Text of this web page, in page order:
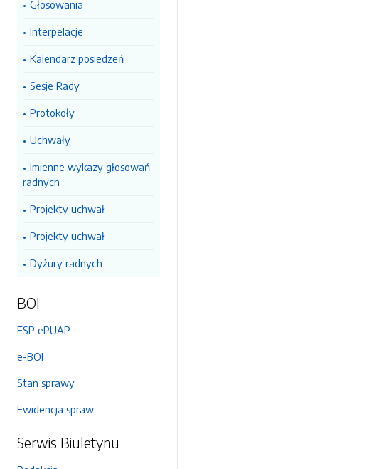
Głosowania
Interpelacje
Kalendarz posiedzeń
Sesje Rady
Protokoły
Uchwały
Imienne wykazy głosowań
radnych
Projekty uchwał
Projekty uchwał
Dyżury radnych
BOI
ESP ePUAP
e-BOI
Stan sprawy
Ewidencja spraw
Serwis Biuletynu